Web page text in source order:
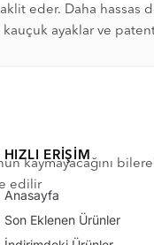
eder. Daha
ayaklar ve
kaymayacağını
edilir
HIZLI ERIŞIM
Anasayfa
Son Eklenen Ürünler